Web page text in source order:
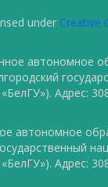
under Creative
автономное
Адрес:
автономное
Адрес: